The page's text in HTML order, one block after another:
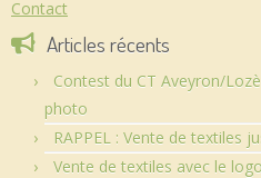
Contact
Articles récents
Contest du CT Aveyron/
photo
RAPPEL : Vente de textiles
Vente de textiles avec le